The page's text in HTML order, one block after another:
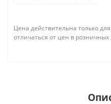
Цена действительна только
отличаться от цен в розничных